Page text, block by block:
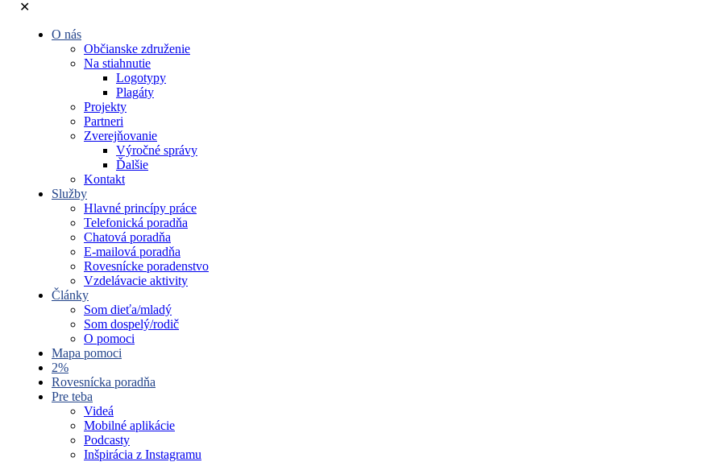
✕
O nás
Občianske združenie
Na stiahnutie
Logotypy
Plagáty
Projekty
Partneri
Zverejňovanie
Výročné správy
Ďalšie
Kontakt
Služby
Hlavné princípy práce
Telefonická poradňa
Chatová poradňa
E-mailová poradňa
Rovesnícke poradenstvo
Vzdelávacie aktivity
Články
Som dieťa/mladý
Som dospelý/rodič
O pomoci
Mapa pomoci
2%
Rovesnícka poradňa
Pre teba
Videá
Mobilné aplikácie
Podcasty
Inšpirácia z Instagramu